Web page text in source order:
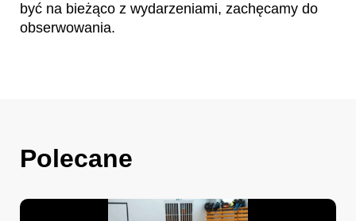
być na bieżąco z wydarzeniami, zachęcamy do
obserwowania.
Polecane